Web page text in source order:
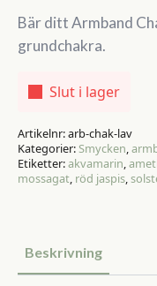
Bär ditt Armband
grundchakra.
Slut i lager
Artikelnr:arb-chak-lav
Kategorier:Smycken,
Etiketter:akvamarin,
mossagat, röd jaspis,
Beskrivning